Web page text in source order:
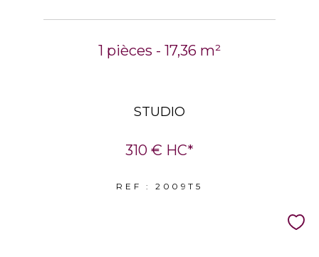
1 pièces - 17,36 m²
STUDIO
310 € HC*
REF : 2009T5